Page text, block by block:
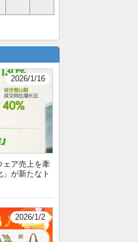
2026/1/16
ェア売上を牽
が新たなト
2026/1/2